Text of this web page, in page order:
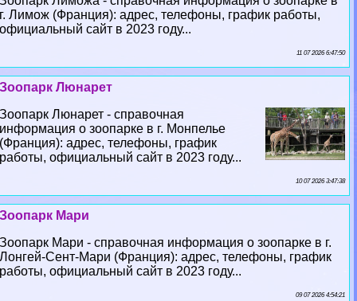
г. Лимож (Франция): адрес, телефоны, график работы,
официальный сайт в 2023 году...
11 07 2026 6:47:50
Зоопарк Люнарет
Зоопарк Люнарет - справочная
информация о зоопарке в г. Монпелье
(Франция): адрес, телефоны, график
работы, официальный сайт в 2023 году...
10 07 2026 3:47:38
Зоопарк Мари
Зоопарк Мари - справочная информация о зоопарке в г.
Лонгeй-Сент-Мари (Франция): адрес, телефоны, график
работы, официальный сайт в 2023 году...
09 07 2026 4:54:21